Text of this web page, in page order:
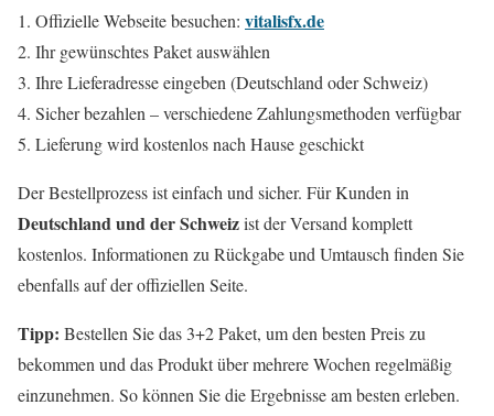
Offizielle Webseite besuchen: vitalisfx.de
Ihr gewünschtes Paket auswählen
Ihre Lieferadresse eingeben (Deutschland oder Schweiz)
Sicher bezahlen – verschiedene Zahlungsmethoden verfügbar
Lieferung wird kostenlos nach Hause geschickt
Der Bestellprozess ist einfach und sicher. Für Kunden in
Deutschland und der Schweizist der Versand komplett
kostenlos. Informationen zu Rückgabe und Umtausch finden Sie
ebenfalls auf der offiziellen Seite.
Tipp: Bestellen Sie das 3+2 Paket, um den besten Preis zu
bekommen und das Produkt über mehrere Wochen regelmäßig
einzunehmen. So können Sie die Ergebnisse am besten erleben.